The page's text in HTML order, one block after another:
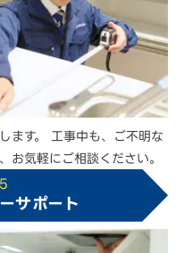
ます。 工事中も、ご不明な
お気軽にご相談ください。
サポート